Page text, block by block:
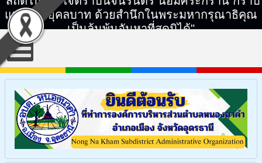
แทบพระยุคลบาท ด้วยสำนึกในพระมหากรุณาธิคุณ
เป็นล้นพ้นอันหาที่สุดมิได้"